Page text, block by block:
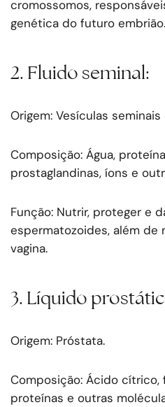
cromossomos,
genética do futuro embrião.
2. Fluido seminal:
Origem: Vesículas
Composição: Água,
prostaglandinas, íons e
Função: Nutrir, proteger e
espermatozoides, além de
vagina.
3. Líquido
Origem: Próstata.
Composição: Ácido cítrico,
proteínas e outras